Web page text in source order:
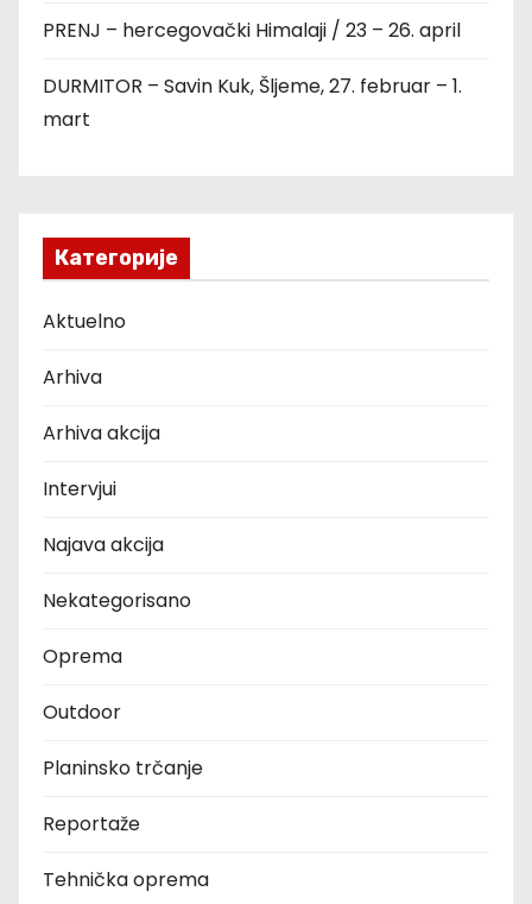
PRENJ – hercegovački Himalaji / 23 – 26. april
DURMITOR – Savin Kuk, Šljeme, 27. februar – 1.
mart
Категорије
Aktuelno
Arhiva
Arhiva akcija
Intervjui
Najava akcija
Nekategorisano
Oprema
Outdoor
Planinsko trčanje
Reportaže
Tehnička oprema